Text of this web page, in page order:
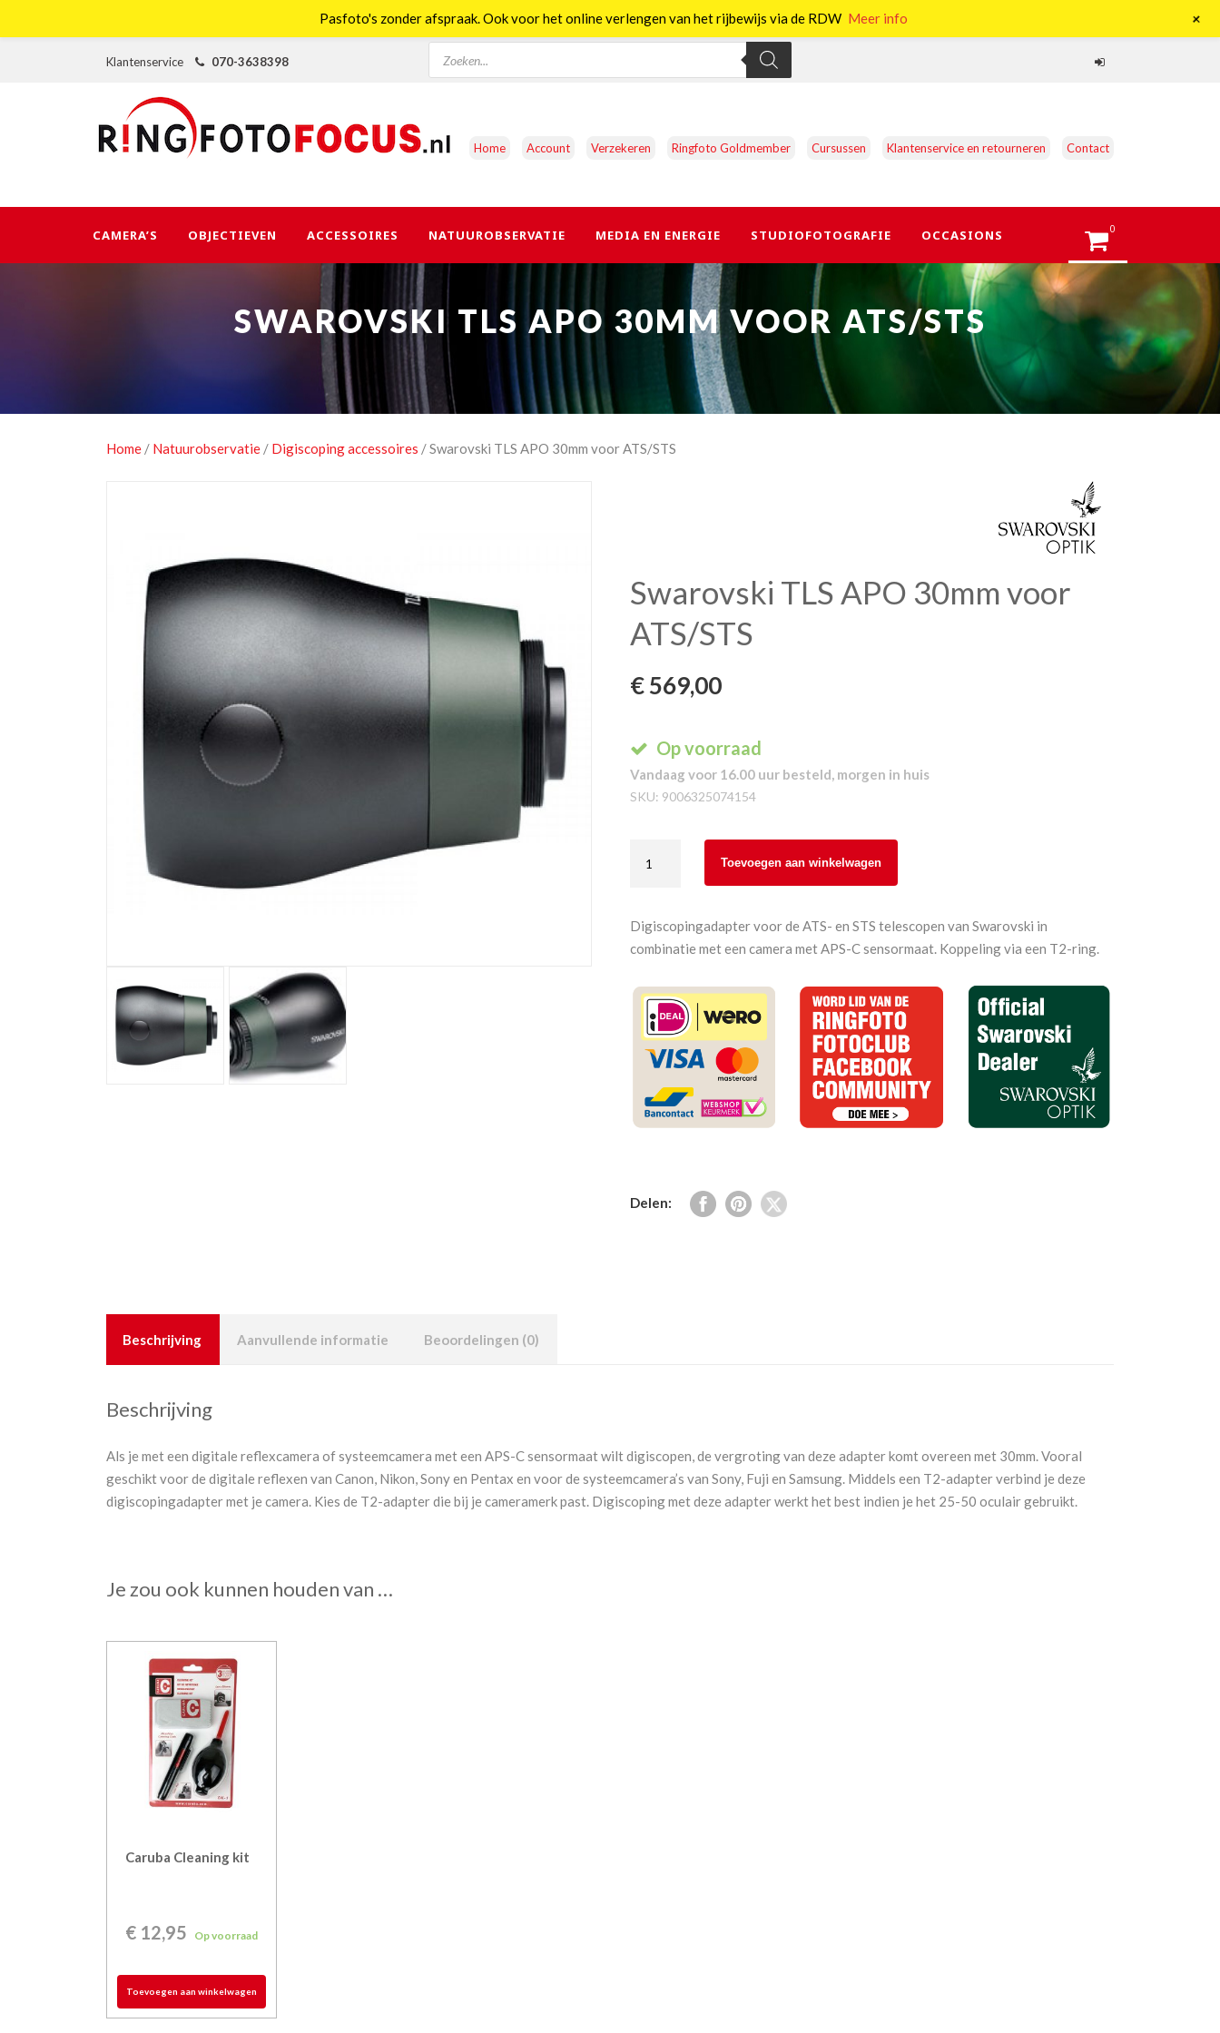
Klantenservice 070-3638398
Producten
zoeken
Home Account Verzekeren Ringfoto Goldmember Cursussen Klantenservice en retourneren Contact
CAMERA’S OBJECTIEVEN ACCESSOIRES NATUUROBSERVATIE MEDIA EN ENERGIE STUDIOFOTOGRAFIE OCCASIONS 0
SWAROVSKI TLS APO 30MM VOOR ATS/STS
Home / Natuurobservatie / Digiscoping accessoires / Swarovski TLS APO 30mm voor ATS/STS
Swarovski TLS APO 30mm voor
ATS/STS
€569,00
Op voorraad
Vandaag voor 16.00 uur besteld, morgen in huis
SKU: 9006325074154
TLS
30mm
voor
aantal
Toevoegen aan winkelwagen
Digiscopingadapter voor de ATS- en STS telescopen van Swarovski in
combinatie met een camera met APS-C sensormaat. Koppeling via een T2-ring.
Delen:
Beschrijving Aanvullende informatie Beoordelingen (0)
Beschrijving
Als je met een digitale reflexcamera of systeemcamera met een APS-C sensormaat wilt digiscopen, de vergroting van deze adapter komt overeen met 30mm. Vooral
geschikt voor de digitale reflexen van Canon, Nikon, Sony en Pentax en voor de systeemcamera’s van Sony, Fuji en Samsung. Middels een T2-adapter verbind je deze
digiscopingadapter met je camera. Kies de T2-adapter die bij je cameramerk past. Digiscoping met deze adapter werkt het best indien je het 25-50 oculair gebruikt.
Je zou ook kunnen houden van …
Caruba Cleaning kit
€ 12,95 Op voorraad
Toevoegen aan winkelwagen
Pasfoto's zonder afspraak. Ook voor het online verlengen van het rijbewijs via de RDW Meer info +